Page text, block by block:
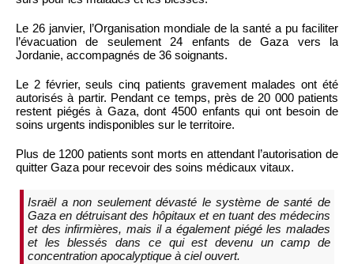
Le 26 janvier, l’Organisation mondiale de la santé a pu faciliter
l’évacuation de seulement 24 enfants de Gaza vers la
Jordanie, accompagnés de 36 soignants.
Le 2 février, seuls cinq patients gravement malades ont été
autorisés à partir. Pendant ce temps, près de 20 000 patients
restent piégés à Gaza, dont 4500 enfants qui ont besoin de
soins urgents indisponibles sur le territoire.
Plus de 1200 patients sont morts en attendant l’autorisation de
quitter Gaza pour recevoir des soins médicaux vitaux.
Israël a non seulement dévasté le système de santé de
Gaza en détruisant des hôpitaux et en tuant des médecins
et des infirmières, mais il a également piégé les malades
et les blessés dans ce qui est devenu un camp de
concentration apocalyptique à ciel ouvert.